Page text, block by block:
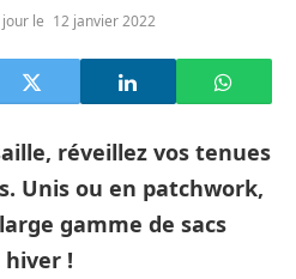
le 12 janvier 2022
réveillez vos tenues
Unis ou en patchwork,
gamme de sacs
!